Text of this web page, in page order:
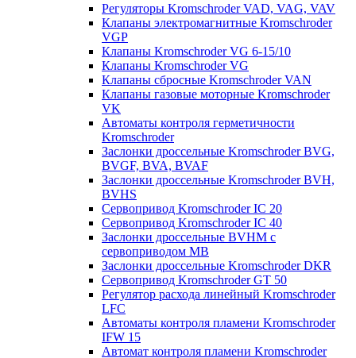
Регуляторы Kromschroder VAD, VAG, VAV
Клапаны электромагнитные Kromschroder
VGP
Клапаны Kromschroder VG 6-15/10
Клапаны Kromschroder VG
Клапаны сбросные Kromschroder VAN
Клапаны газовые моторные Kromschroder
VK
Автоматы контроля герметичности
Kromschroder
Заслонки дроссельные Kromschroder BVG,
BVGF, BVA, BVAF
Заслонки дроссельные Kromschroder BVH,
BVHS
Сервопривод Kromschroder IC 20
Сервопривод Kromschroder IC 40
Заслонки дроссельные BVHM с
сервоприводом МВ
Заслонки дроссельные Kromschroder DKR
Cервопривод Kromschroder GT 50
Регулятор расхода линейный Kromschroder
LFC
Автоматы контроля пламени Kromschroder
IFW 15
Автомат контроля пламени Kromschroder